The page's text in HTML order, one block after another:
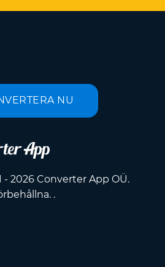
NU
2026 Converter App OÜ.
.